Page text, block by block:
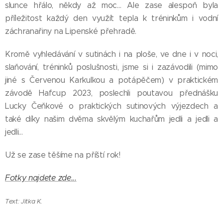
slunce hřálo, někdy až moc… Ale zase alespoň byla
příležitost každý den využít tepla k tréninkům i vodní
záchranařiny na Lipenské přehradě.
Kromě vyhledávání v sutinách i na ploše, ve dne i v noci,
slaňování, tréninků poslušnosti, jsme si i zazávodili (mimo
jiné s Červenou Karkulkou a potápěčem) v praktickém
závodě Hafcup 2023, poslechli poutavou přednášku
Lucky Čeňkové o praktických sutinových výjezdech a
také díky našim dvěma skvělým kuchařům jedli a jedli a
jedli…
Už se zase těšíme na příští rok!
Fotky najdete zde...
Text: Jitka K.